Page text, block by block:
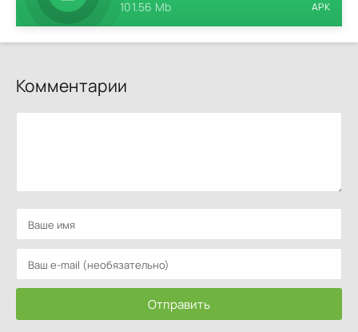
101.56 Mb
APK
Комментарии
Отправить